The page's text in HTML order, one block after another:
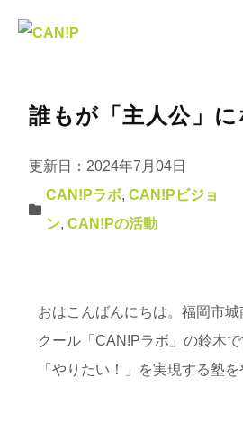
誰もが「主人公」
更新日：2024年7月04日
CAN!Pラボ, CAN!Pビジョ
ン, CAN!Pの活動
おはこんばんにちは。福岡市
クール「CAN!Pラボ」の鈴木
「やりたい！」を実現する塾を